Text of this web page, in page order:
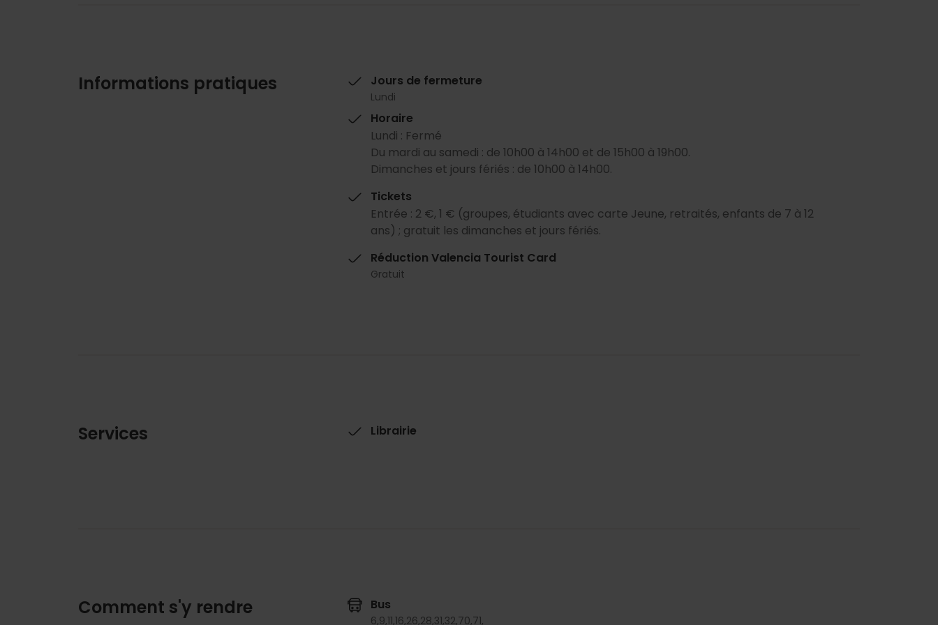
Informations pratiques Jours de fermeture
Lundi
Horaire
Lundi : Fermé
Du mardi au samedi : de 10h00 à 14h00 et de 15h00 à 19h00.
Dimanches et jours fériés : de 10h00 à 14h00.
Tickets
Entrée : 2 €, 1 € (groupes, étudiants avec carte Jeune, retraités, enfants de 7 à 12
ans) ; gratuit les dimanches et jours fériés.
Réduction Valencia Tourist Card
Gratuit
Services Librairie
Comment s'y rendre Bus
6,9,11,16,26,28,31,32,70,71,